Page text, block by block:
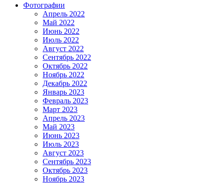
Фотографии
Апрель 2022
Май 2022
Июнь 2022
Июль 2022
Август 2022
Сентябрь 2022
Октябрь 2022
Ноябрь 2022
Декабрь 2022
Январь 2023
Февраль 2023
Март 2023
Апрель 2023
Май 2023
Июнь 2023
Июль 2023
Август 2023
Сентябрь 2023
Октябрь 2023
Ноябрь 2023